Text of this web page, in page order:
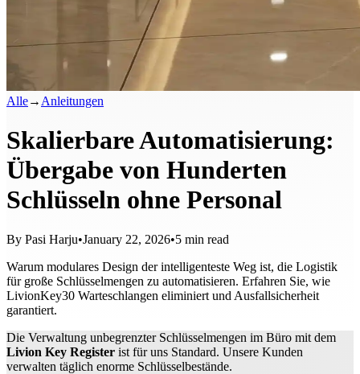
Alle→ Anleitungen
Skalierbare Automatisierung:
Übergabe von Hunderten
Schlüsseln ohne Personal
By Pasi Harju•January 22, 2026•5 min read
Warum modulares Design der intelligenteste Weg ist, die Logistik
für große Schlüsselmengen zu automatisieren. Erfahren Sie, wie
LivionKey30 Warteschlangen eliminiert und Ausfallsicherheit
garantiert.
Die Verwaltung unbegrenzter Schlüsselmengen im Büro mit dem
Livion Key Register ist für uns Standard. Unsere Kunden
verwalten täglich enorme Schlüsselbestände.